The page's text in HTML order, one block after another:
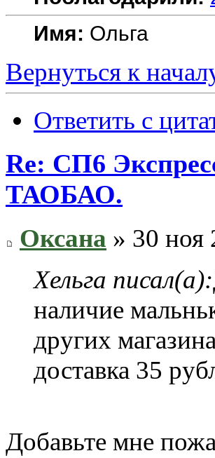
Имя: Ольга
Вернуться к
Ответить с
Re: СП6
ТАОБАО.
Оксана » 30 ноя
Хельга писал(а):
наличие
других
доставка 35
Добавьте мне